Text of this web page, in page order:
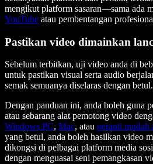
mengikut platform sasaran—sama ada
YouTube atau pembentangan
Pastikan video dimainkan
Sebelum terbitkan, uji video anda di
untuk pastikan visual serta audio
semak semuanya diselaras dengan betul.
Dengan panduan ini, anda boleh guna
atau sebarang alat pemotong video
Windows PC, Mac, atau peranti mudah
yang betul, anda boleh hasilkan video
dikongsi di pelbagai platform media
dengan menguasai seni pemangkasan